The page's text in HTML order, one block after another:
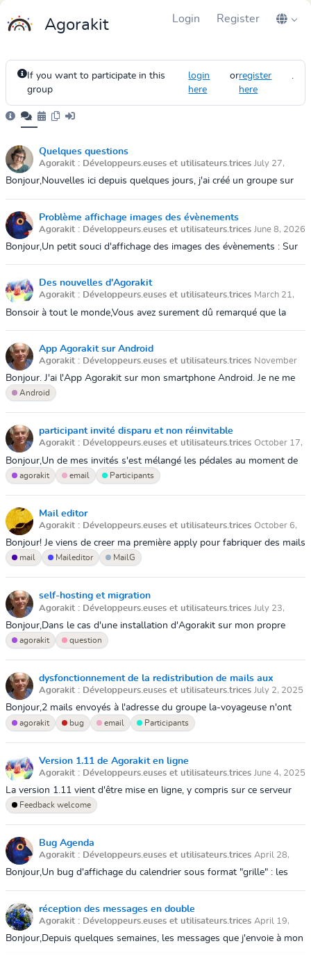
Agorakit Login Register
If you want to participate in this
group
login
here
orregister
here
.
Quelques questions
Agorakit : Développeurs.euses et utilisateurs.trices July 27,
2026 5:44 AM
Bonjour,Nouvelles ici depuis quelques jours, j'ai créé un groupe sur
Problème affichage images des évènements
Agorakit : Développeurs.euses et utilisateurs.trices June 8, 2026
9:56 AM
Bonjour,Un petit souci d'affichage des images des évènements : Sur
Des nouvelles d'Agorakit
Agorakit : Développeurs.euses et utilisateurs.trices March 21,
2026 7:25 AM
Bonsoir à tout le monde,Vous avez surement dû remarqué que la
App Agorakit sur Android
Agorakit : Développeurs.euses et utilisateurs.trices November
7, 2025 12:41 PM
Bonjour. J'ai l'App Agorakit sur mon smartphone Android. Je ne me
rappelle plus comment je l'ai installée. Où peut-on la trouver pour
Android
participant invité disparu et non réinvitable
Agorakit : Développeurs.euses et utilisateurs.trices October 17,
2025 10:15 AM
Bonjour,Un de mes invités s'est mélangé les pédales au moment de
l'inscription. Je ne le trouve pas et si j'essaie de l'inviter à nouveau,
agorakit email Participants
Mail editor
Agorakit : Développeurs.euses et utilisateurs.trices October 6,
2025 10:57 AM
Bonjour! Je viens de creer ma première apply pour fabriquer des mails
stylés ! Si vous voulez des options en plus dites le moi , aidez-moi a
mail Maileditor MailG
self-hosting et migration
Agorakit : Développeurs.euses et utilisateurs.trices July 23,
2025 3:23 PM
Bonjour,Dans le cas d'une installation d'Agorakit sur mon propre
hébergement, en utilisant la version Github, quelle serait la
agorakit question
dysfonctionnement de la redistribution de mails aux
participants
Agorakit : Développeurs.euses et utilisateurs.trices July 2, 2025
4:26 PM
Bonjour,2 mails envoyés à l'adresse du groupe la-voyageuse n'ont
pas été redistribués à tous les participants.Est-ce qu'il y aurait un
agorakit bug email Participants
Version 1.11 de Agorakit en ligne
Agorakit : Développeurs.euses et utilisateurs.trices June 4, 2025
10:25 AM
La version 1.11 vient d'être mise en ligne, y compris sur ce serveur
partagé. Celle-ci propose une interface utilisateur.trice beaucoup plus
Feedback welcome
Bug Agenda
Agorakit : Développeurs.euses et utilisateurs.trices April 28,
2025 2:47 PM
Bonjour,Un bug d'affichage du calendrier sous format "grille" : les
réception des messages en double
Agorakit : Développeurs.euses et utilisateurs.trices April 19,
2025 10:20 AM
Bonjour,Depuis quelques semaines, les messages que j'envoie à mon